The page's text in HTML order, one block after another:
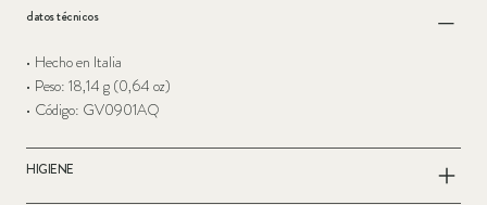
datos técnicos
• Hecho en Italia
• Peso: 18,14 g (0,64 oz)
• Código: GV0901AQ
HIGIENE